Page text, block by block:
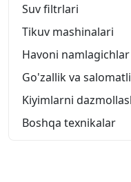
Suv filtrlari
Tikuv mashinalari
Havoni
Go'zallik va
Kiyimlarni
Boshqa texnikalar